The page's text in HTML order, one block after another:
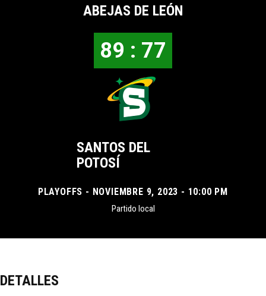
ABEJAS DE LEÓN
89 : 77
SANTOS DEL
POTOSÍ
PLAYOFFS - NOVIEMBRE 9, 2023 - 10:00 PM
Partido local
DETALLES